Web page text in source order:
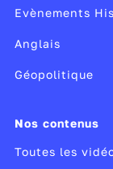
Evènements
Anglais
Géopolitique
Nos contenus
Toutes les